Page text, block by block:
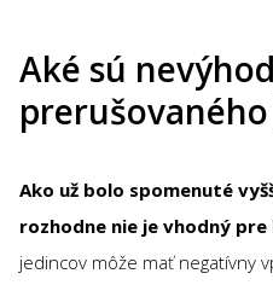
Aké sú
Ako už bolo spomenuté
rozhodne nie je vhodný pre
jedincov môže mať negatívny